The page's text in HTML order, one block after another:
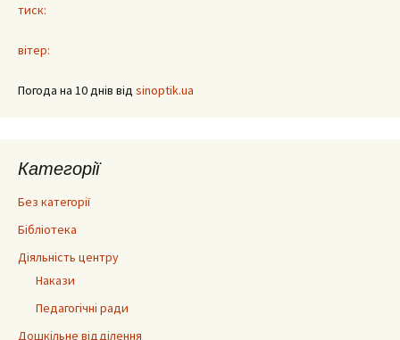
тиск:
вітер:
Погода на 10 днів від sinoptik.ua
Категорії
Без категорії
Бібліотека
Діяльність центру
Накази
Педагогічні ради
Дошкільне відділення